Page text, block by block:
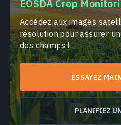
EOSDA Crop
Accédez aux images
résolution pour assurer
des champs !
ESSAYEZ
PLANIFIEZ